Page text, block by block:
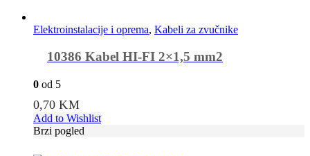
Elektroinstalacije i oprema, Kabeli za zvučnike
10386 Kabel HI-FI 2×1,5 mm2
0 od 5
0,70KM
Add to Wishlist
Brzi pogled